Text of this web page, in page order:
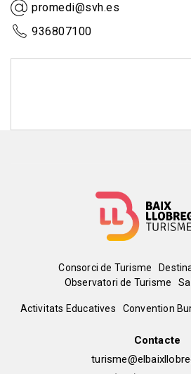
promedi@svh.es
936807100
Menú
del
Consorci de Turisme
Observatori de Turisme
Peu
Activitats Educatives Convention
Contacte